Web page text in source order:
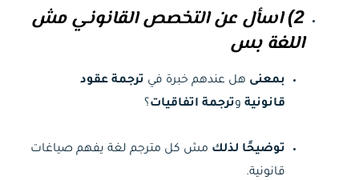
2) اسأل عن التخصص القانوني مش
اللغة بس
بمعنى هل عندهم خبرة في ترجمة عقود
قانونية وترجمة اتفاقيات؟
توضيحًا لذلك مش كل مترجم لغة يفهم صياغات
قانونية.